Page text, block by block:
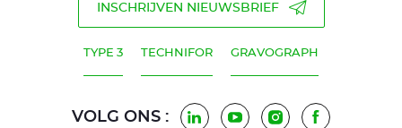
INSCHRIJVEN NIEUWSBRIEF
TYPE 3 TECHNIFOR GRAVOGRAPH
VOLG ONS : LinkedInYoutubeInstagramFacebook